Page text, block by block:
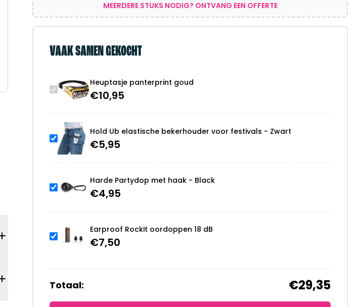
MEERDERE STUKS NODIG? ONTVANG EEN OFFERTE
VAAK SAMEN GEKOCHT
Heuptasje panterprint goud
€10,95
Hold Ub elastische bekerhouder voor festivals - Zwart
€5,95
Harde Partydop met haak - Black
€4,95
Earproof Rockit oordoppen 18 dB
€7,50
Totaal: €29,35